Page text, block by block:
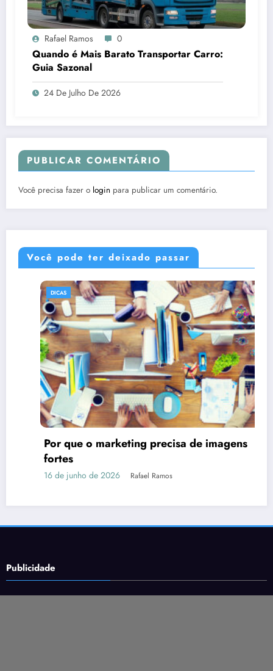
Rafael Ramos 0
Quando é Mais Barato Transportar Carro:
Guia Sazonal
24 De Julho De 2026
PUBLICAR COMENTÁRIO
Você precisa fazer o login para publicar um comentário.
Você pode ter deixado passar
DICAS
Por que o marketing precisa de imagens
fortes
16 de junho de 2026 Rafael Ramos
Publicidade